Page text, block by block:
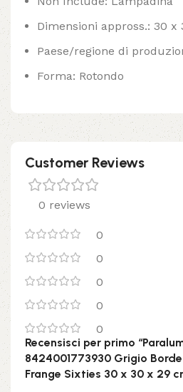
Dimensioni appross.: 30 x
Paese/regione di
Forma: Rotondo
Customer Reviews
0 reviews
0
0
0
0
0
Recensisci per primo
8424001773930 Grigio
Frange Sixties 30 x 30 x 29